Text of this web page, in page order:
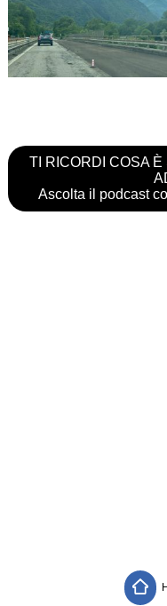
TI RICORDI COSA
Ascolta il podcast